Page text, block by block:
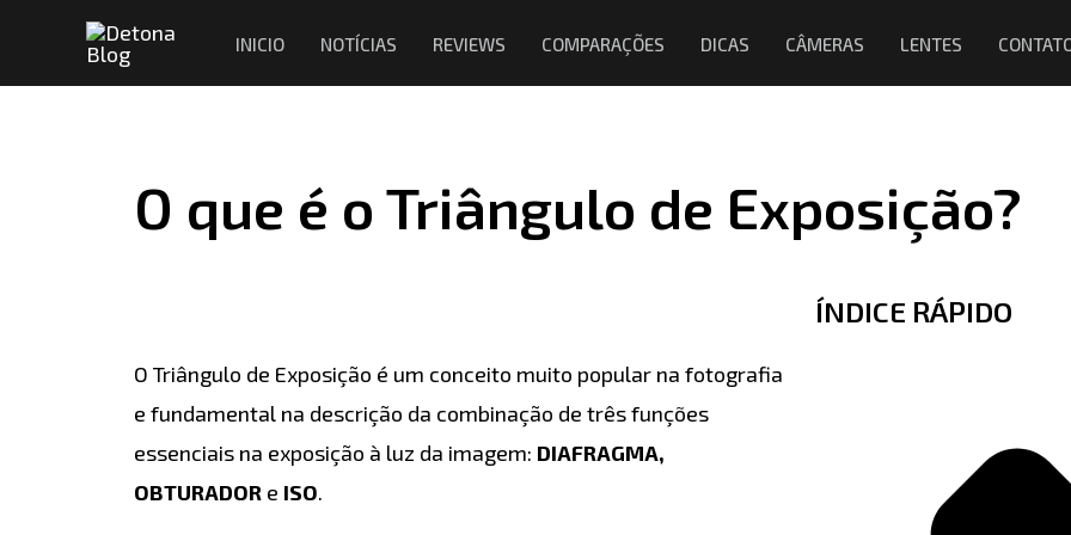
INICIO NOTÍCIAS REVIEWS COMPARAÇÕES DICAS CÂMERAS LENTES
O que é o Triângulo de Exposição?
O Triângulo de Exposição é um conceito muito popular na fotografia
e fundamental na descrição da combinação de três funções
essenciais na exposição à luz da imagem: DIAFRAGMA,
OBTURADOR e ISO.
ÍNDICE RÁPIDO
Navegação
de